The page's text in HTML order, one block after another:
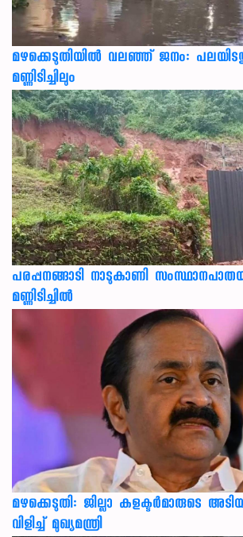
മഴക്കെടുതിയിൽ വലഞ്ഞ് ജനം:
മണ്ണിടിച്ചിലും
പരപ്പനങ്ങാടി നാടുകാണി
മണ്ണിടിച്ചില്‍
മഴക്കെടുതി: ജില്ലാ കളക്ടർമാരുടെ
വിളിച്ച് മുഖ്യമന്ത്രി